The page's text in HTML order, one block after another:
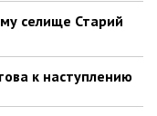
селище Старий
к наступлению